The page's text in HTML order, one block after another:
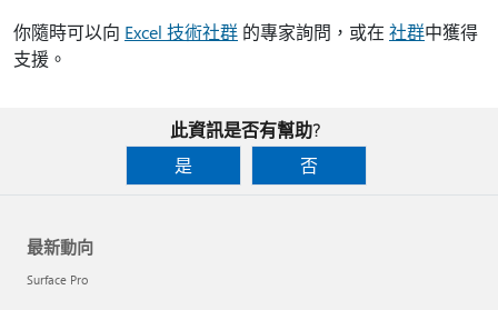
你隨時可以向 Excel 技術社群 的專家詢問，或在 社群中獲得
支援。
此資訊是否有幫助?
是
否
最新動向
Surface Pro